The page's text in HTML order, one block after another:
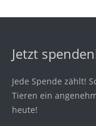
Jetzt
Jede Spende zählt!
Tieren ein
heute!